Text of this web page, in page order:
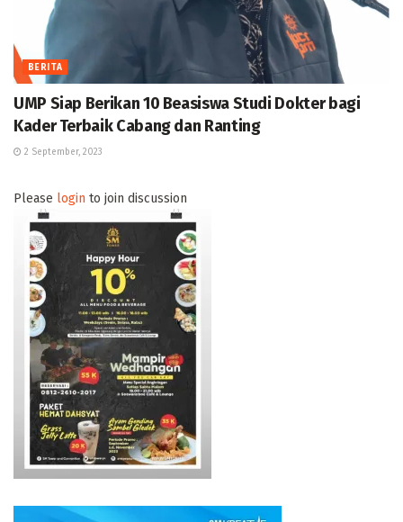
BERITA
UMP Siap Berikan 10 Beasiswa Studi Dokter bagi
Kader Terbaik Cabang dan Ranting
2 September, 2023
Please login to join discussion